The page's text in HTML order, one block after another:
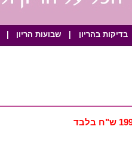
שבועות הריון בדיקות בהריון